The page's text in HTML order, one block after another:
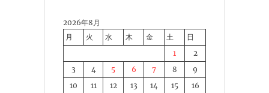
2026年8月
月
火 水 木 金 土
日
1
2
3
4 5 6 7 8
9
10
11 12 13 14 15
16